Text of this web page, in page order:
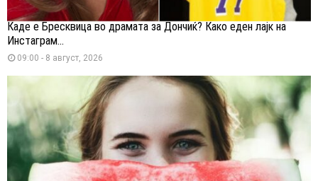
Каде е Бресквица во драмата за Дончиќ? Како еден лајк на
Инстаграм...
09:00 - 8 август, 2026